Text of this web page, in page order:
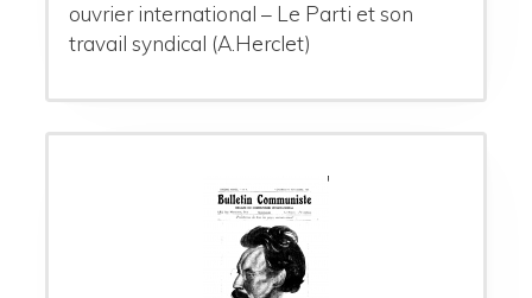
ouvrier international – Le Parti et son
travail syndical (A.Herclet)